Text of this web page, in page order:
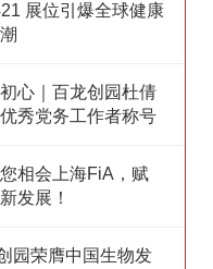
展位引爆全球健康
心｜百龙创园杜倩
秀党务工作者称号
相会上海FiA，赋
发展！
园荣膺中国生物发